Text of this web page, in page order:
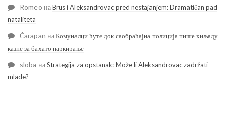
Romeo наBrus i Aleksandrovac pred nestajanjem: Dramatičan pad
nataliteta
Čarapan наКомуналци ћуте док саобраћајна полиција пише хиљаду
казне за бахато паркирање
sloba наStrategija za opstanak: Može li Aleksandrovac zadržati
mlade?